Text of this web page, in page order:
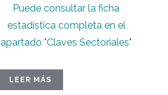
Puede consultar la ficha
estadística completa en el
apartado "Claves Sectoriales"
LEER MÁS